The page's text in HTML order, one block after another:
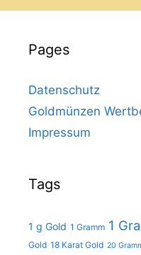
Pages
Datenschutz
Goldmünzen
Impressum
Tags
1 g Gold 1 Gramm 1
Gold 18 Karat Gold 20